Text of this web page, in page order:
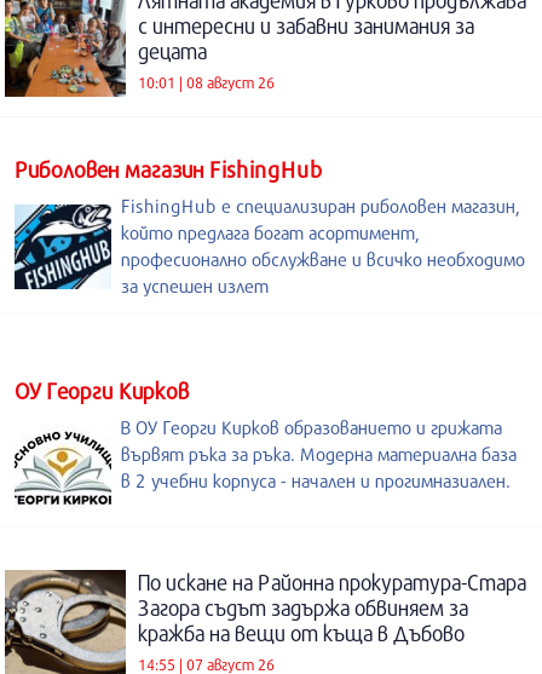
с интересни и забавни занимания за
децата
10:01 | 08 август 26
Риболовен магазин FishingHub
FishingHub е специализиран риболовен магазин,
който предлага богат асортимент,
професионално обслужване и всичко необходимо
за успешен излет
ОУ Георги Кирков
В ОУ Георги Кирков образованието и грижата
вървят ръка за ръка. Модерна материална база
в 2 учебни корпуса - начален и прогимназиален.
По искане на Районна прокуратура-Стара
Загора съдът задържа обвиняем за
кражба на вещи от къща в Дъбово
14:55 | 07 август 26